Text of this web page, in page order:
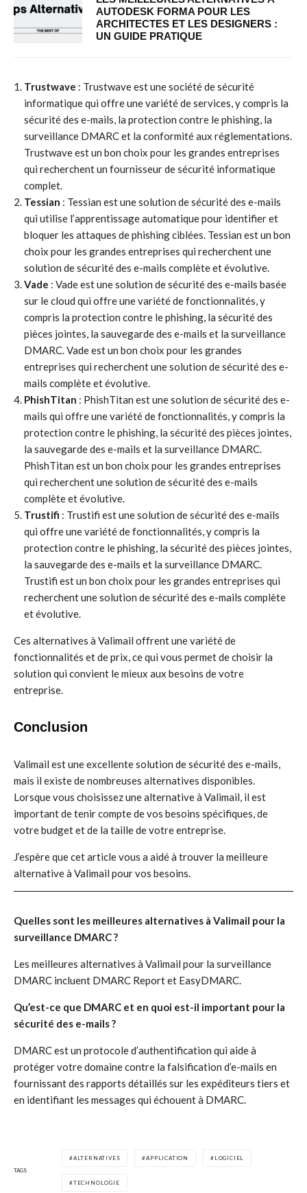
AUTODESK FORMA POUR LES
ARCHITECTES ET LES DESIGNERS :
UN GUIDE PRATIQUE
Trustwave : Trustwave est une société de sécurité
informatique qui offre une variété de services, y compris la
sécurité des e-mails, la protection contre le phishing, la
surveillance DMARC et la conformité aux réglementations.
Trustwave est un bon choix pour les grandes entreprises
qui recherchent un fournisseur de sécurité informatique
complet.
Tessian : Tessian est une solution de sécurité des e-mails
qui utilise l’apprentissage automatique pour identifier et
bloquer les attaques de phishing ciblées. Tessian est un bon
choix pour les grandes entreprises qui recherchent une
solution de sécurité des e-mails complète et évolutive.
Vade : Vade est une solution de sécurité des e-mails basée
sur le cloud qui offre une variété de fonctionnalités, y
compris la protection contre le phishing, la sécurité des
pièces jointes, la sauvegarde des e-mails et la surveillance
DMARC. Vade est un bon choix pour les grandes
entreprises qui recherchent une solution de sécurité des e-
mails complète et évolutive.
PhishTitan : PhishTitan est une solution de sécurité des e-
mails qui offre une variété de fonctionnalités, y compris la
protection contre le phishing, la sécurité des pièces jointes,
la sauvegarde des e-mails et la surveillance DMARC.
PhishTitan est un bon choix pour les grandes entreprises
qui recherchent une solution de sécurité des e-mails
complète et évolutive.
Trustifi : Trustifi est une solution de sécurité des e-mails
qui offre une variété de fonctionnalités, y compris la
protection contre le phishing, la sécurité des pièces jointes,
la sauvegarde des e-mails et la surveillance DMARC.
Trustifi est un bon choix pour les grandes entreprises qui
recherchent une solution de sécurité des e-mails complète
et évolutive.
Ces alternatives à Valimail offrent une variété de
fonctionnalités et de prix, ce qui vous permet de choisir la
solution qui convient le mieux aux besoins de votre
entreprise.
Conclusion
Valimail est une excellente solution de sécurité des e-mails,
mais il existe de nombreuses alternatives disponibles.
Lorsque vous choisissez une alternative à Valimail, il est
important de tenir compte de vos besoins spécifiques, de
votre budget et de la taille de votre entreprise.
J’espère que cet article vous a aidé à trouver la meilleure
alternative à Valimail pour vos besoins.
Quelles sont les meilleures alternatives à Valimail pour la
surveillance DMARC ?
Les meilleures alternatives à Valimail pour la surveillance
DMARC incluent DMARC Report et EasyDMARC.
Qu’est-ce que DMARC et en quoi est-il important pour la
sécurité des e-mails ?
DMARC est un protocole d’authentification qui aide à
protéger votre domaine contre la falsification d’e-mails en
fournissant des rapports détaillés sur les expéditeurs tiers et
en identifiant les messages qui échouent à DMARC.
TAGS
ALTERNATIVES APPLICATION LOGICIEL
TECHNOLOGIE